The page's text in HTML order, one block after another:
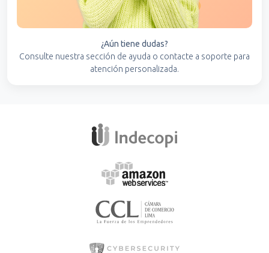
¿Aún tiene dudas?
Consulte nuestra sección de ayuda o contacte a soporte para
atención personalizada.